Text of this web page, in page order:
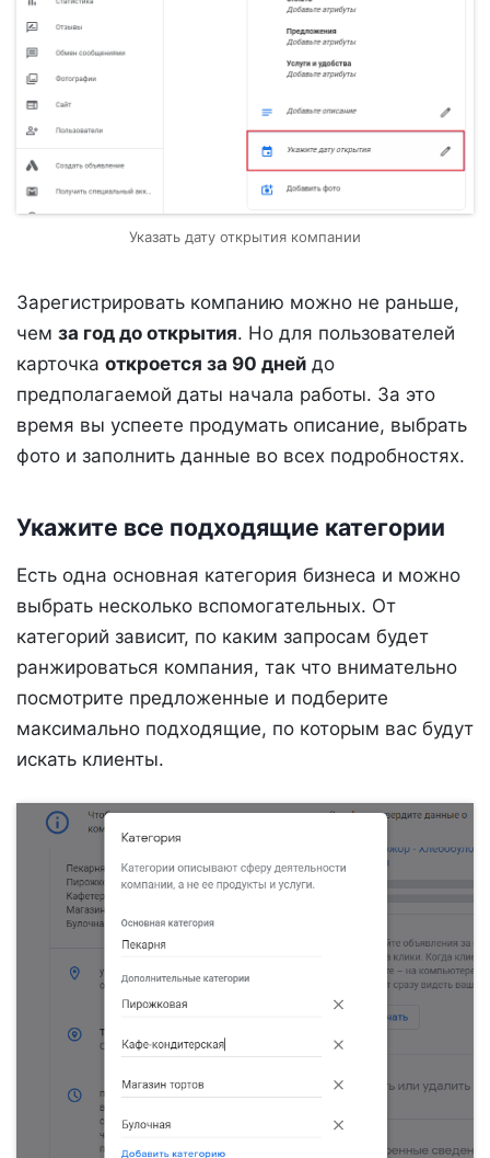
Указать дату открытия компании
Зарегистрировать компанию можно не раньше,
чем за год до открытия. Но для пользователей
карточка откроется за 90 дней до
предполагаемой даты начала работы. За это
время вы успеете продумать описание, выбрать
фото и заполнить данные во всех подробностях.
Укажите все подходящие категории
Есть одна основная категория бизнеса и можно
выбрать несколько вспомогательных. От
категорий зависит, по каким запросам будет
ранжироваться компания, так что внимательно
посмотрите предложенные и подберите
максимально подходящие, по которым вас будут
искать клиенты.